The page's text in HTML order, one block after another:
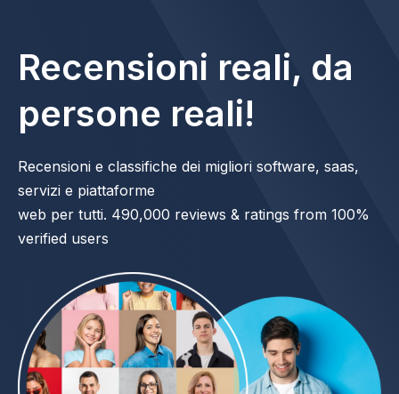
contenido
Recensioni reali, da
persone reali!
Recensioni e classifiche dei migliori software, saas,
servizi e piattaforme
web per tutti. 490,000 reviews & ratings from 100%
verified users